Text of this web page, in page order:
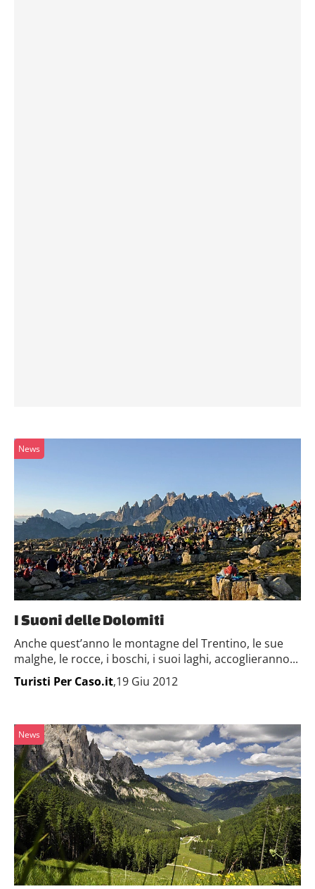
News
I Suoni delle Dolomiti
Anche quest’anno le montagne del Trentino, le sue
malghe, le rocce, i boschi, i suoi laghi, accoglieranno...
Turisti Per Caso.it,19 Giu 2012
News